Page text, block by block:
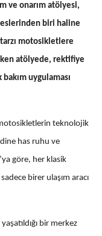
ve onarım atölyesi,
biri haline
motosikletlere
atölyede, rektifiye
uygulaması
teknolojik
has ruhu ve
göre, her klasik
birer ulaşım aracı
bir merkez